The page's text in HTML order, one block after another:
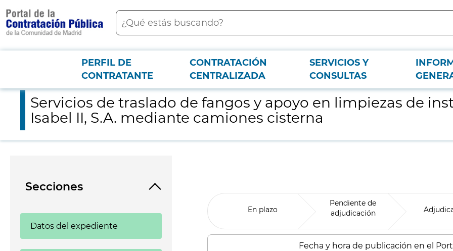
contenido
principal
Buscar
Menú PCON
PERFIL DE
CONTRATANTE
CONTRATACIÓN
CENTRALIZADA
SERVICIOS Y
CONSULTAS
Servicios de traslado de fangos y apoyo en limpiezas de instalaciones de Canal de Isabel II, S.A. mediante camiones cisterna
Servicios de traslado de fangos y apoyo en limpiezas de
Isabel II, S.A. mediante camiones cisterna
Secciones
Datos del expediente
En plazo
Pendiente de
adjudicación
Fecha y hora de publicación en el